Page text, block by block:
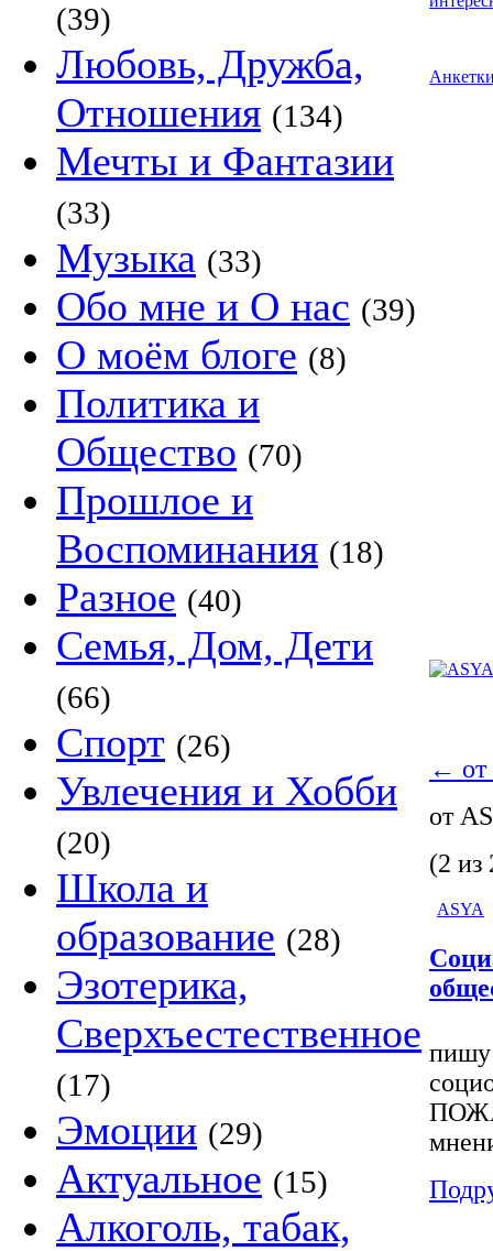
(39)
Любовь, Дружба,
Отношения (134)
Мечты и Фантазии
(33)
Музыка (33)
Обо мне и О нас (39)
О моём блоге (8)
Политика и
Общество (70)
Прошлое и
Воспоминания (18)
Разное (40)
Семья, Дом, Дети
(66)
Спорт (26)
Увлечения и Хобби
(20)
Школа и
образование (28)
Эзотерика,
Сверхъестественное
(17)
Эмоции (29)
Актуальное (15)
Алкоголь, табак,
←
от
(2 из
ASYA
пишу